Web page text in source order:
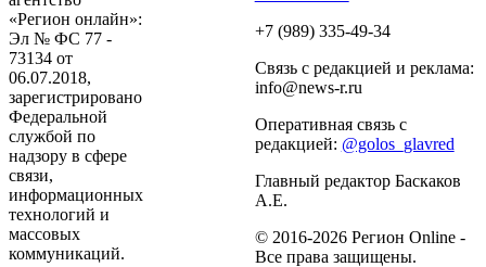
«Регион онлайн»:
Эл № ФС 77 -
73134 от
06.07.2018,
зарегистрировано
Федеральной
службой по
надзору в сфере
связи,
информационных
технологий и
массовых
коммуникаций.
+7 (989) 335-49-34
Связь с редакцией и реклама:
info@news-r.ru
Оперативная связь с
редакцией: @golos_glavred
Главный редактор Баскаков
А.Е.
© 2016-2026 Регион Online -
Все права защищены.